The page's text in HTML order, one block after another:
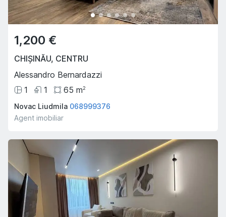
1,200 €
CHIȘINĂU, CENTRU
Alessandro Bernardazzi
1
1 65 m2
Novac Liudmila 068999376
Agent imobiliar